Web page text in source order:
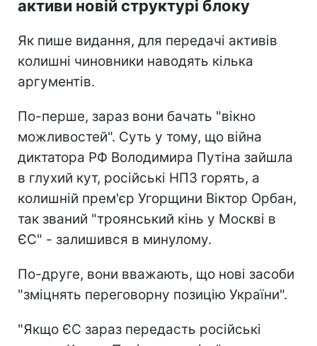
активи новій структурі блоку
Як пише видання, для передачі активів
колишні чиновники наводять кілька
аргументів.
По-перше, зараз вони бачать "вікно
можливостей". Суть у тому, що війна
диктатора РФ Володимира Путіна зайшла
в глухий кут, російські НПЗ горять, а
колишній прем'єр Угорщини Віктор Орбан,
так званий "троянський кінь у Москві в
ЄС" - залишився в минулому.
По-друге, вони вважають, що нові засоби
"зміцнять переговорну позицію України".
"Якщо ЄС зараз передасть російські